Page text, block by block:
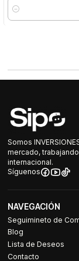
Cantidad
Somos
mercado,
internacional.
Síguenos
NAVEGACIÓN
Seguimineto de
Blog
Lista de Deseos
Contacto